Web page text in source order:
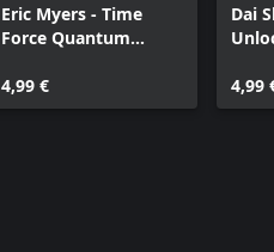
Eric Myers - Time
Force Quantum
Unlock
4,99 €
Dai
4,99